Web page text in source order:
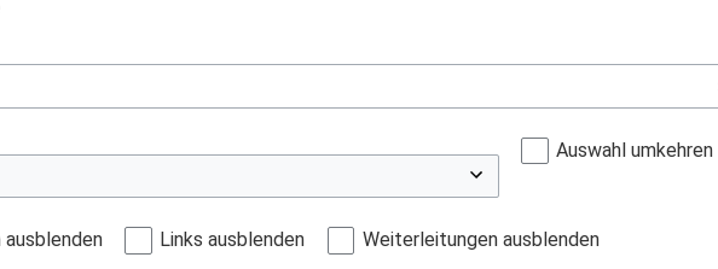
Auswahl umkehren
ausblenden Links ausblenden Weiterleitungen ausblenden